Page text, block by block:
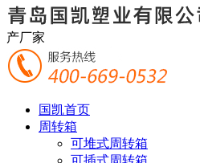
产厂家
国凯首页
周转箱
可堆式周转箱
可插式周转箱